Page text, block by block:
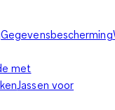
Gegevensbescherming
met
Jassen voor